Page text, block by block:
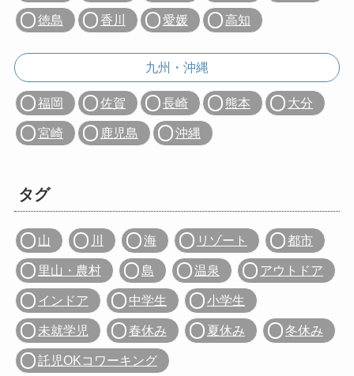
徳島 香川 愛媛 高知
九州・沖縄
福岡 佐賀 長崎 熊本 大分
宮崎 鹿児島 沖縄
タグ
山 川 海 リゾート 都市
里山・農村 島 温泉 アウトドア
インドア 中学生 小学生
未就学児 春休み 夏休み 冬休み
託児OKコワーキング